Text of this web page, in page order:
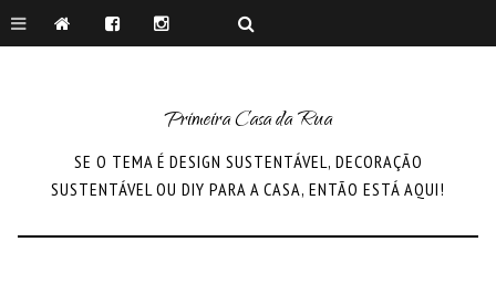
Primeira Casa da Rua
SE O TEMA É DESIGN SUSTENTÁVEL, DECORAÇÃO
SUSTENTÁVEL OU DIY PARA A CASA, ENTÃO ESTÁ AQUI!